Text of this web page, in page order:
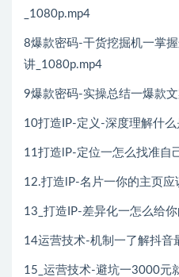
_1080p.mp4
8爆款密码-干货挖掘机一掌
讲_1080p.mp4
9爆款密码-实操总结一爆款
10打造IP-定义-深度理解什
11打造lP-定位一怎么找准自
12.打造lP-名片一你的主页
13_打造IP-差异化一怎么给
14运营技术-机制一了解抖音
15_运营技术-避坑一3000元